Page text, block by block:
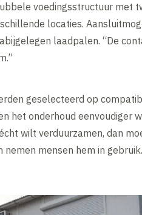
voedingsstructuur met
locaties.
laadpalen. “De
geselecteerd op
het onderhoud eenvoudiger
wilt verduurzamen, dan
mensen hem in